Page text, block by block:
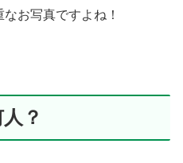
お写真ですよね！
？